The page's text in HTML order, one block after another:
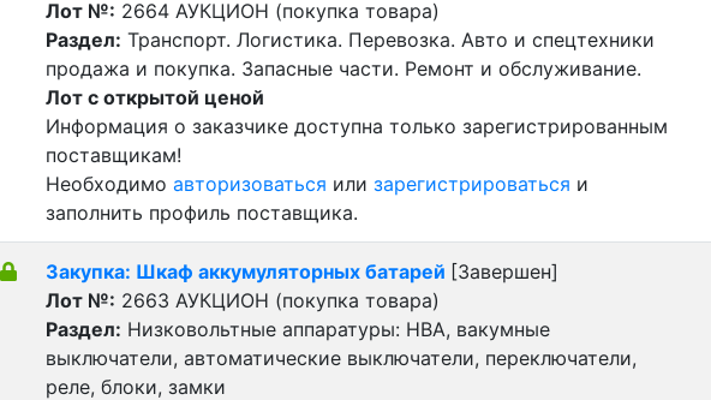
Лот №: 2664 АУКЦИОН (покупка товара)
Раздел: Транспорт. Логистика. Перевозка. Авто и спецтехники
продажа и покупка. Запасные части. Ремонт и обслуживание.
Лот с открытой ценой
Информация о заказчике доступна только зарегистрированным
поставщикам!
Необходимо авторизоваться или зарегистрироваться и
заполнить профиль поставщика.
Закупка: Шкаф аккумуляторных батарей [Завершен]
Лот №: 2663 АУКЦИОН (покупка товара)
Раздел: Низковольтные аппаратуры: НВА, вакумные
выключатели, автоматические выключатели, переключатели,
реле, блоки, замки